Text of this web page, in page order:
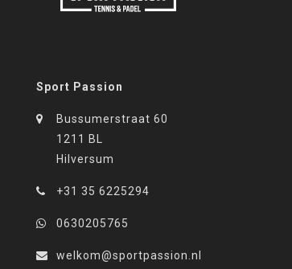
Sport Passion
Bussumerstraat 60
1211 BL
Hilversum
+31 35 6225294
0630205765
welkom@sportpassion.nl